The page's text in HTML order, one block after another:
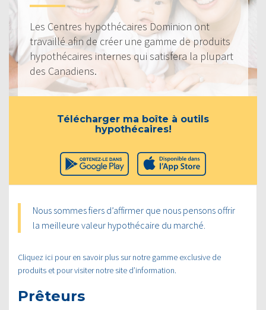
Les Centres hypothécaires Dominion ont
travaillé afin de créer une gamme de produits
hypothécaires internes qui satisfera la plupart
des Canadiens.
Télécharger ma boîte à outils
hypothécaires!
Nous sommes fiers d’affirmer que nous pensons offrir
la meilleure valeur hypothécaire du marché.
Cliquez ici pour en savoir plus sur notre gamme exclusive de
produits et pour visiter notre site d’information.
Prêteurs